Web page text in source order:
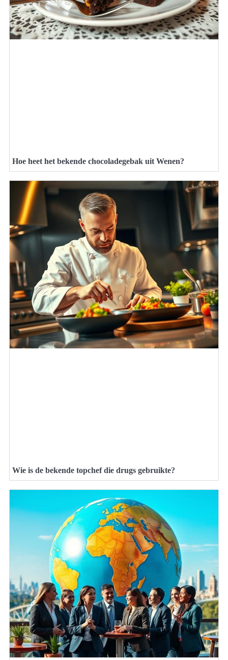
Hoe heet het bekende chocoladegebak uit Wenen?
Wie is de bekende topchef die drugs gebruikte?